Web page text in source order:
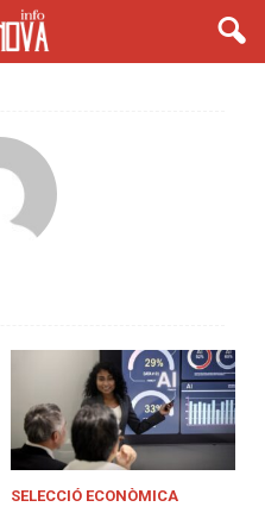
SELECCIÓ ECONÒMICA